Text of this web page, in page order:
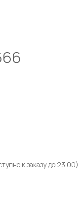
к заказу до 23:00)